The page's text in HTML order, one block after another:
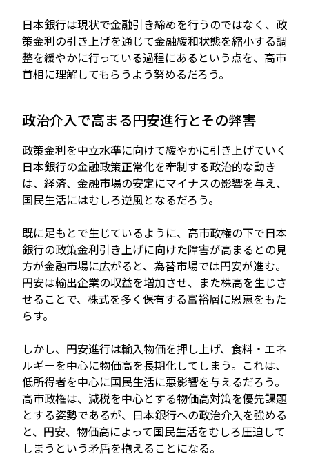
日本銀行は現状で金融引き締めを行うのではなく、政
策金利の引き上げを通じて金融緩和状態を縮小する調
整を緩やかに行っている過程にあるという点を、高市
首相に理解してもらうよう努めるだろう。
政治介入で高まる円安進行とその弊害
政策金利を中立水準に向けて緩やかに引き上げていく
日本銀行の金融政策正常化を牽制する政治的な動き
は、経済、金融市場の安定にマイナスの影響を与え、
国民生活にはむしろ逆風となるだろう。
既に足もとで生じているように、高市政権の下で日本
銀行の政策金利引き上げに向けた障害が高まるとの見
方が金融市場に広がると、為替市場では円安が進む。
円安は輸出企業の収益を増加させ、また株高を生じさ
せることで、株式を多く保有する富裕層に恩恵をもた
らす。
しかし、円安進行は輸入物価を押し上げ、食料・エネ
ルギーを中心に物価高を長期化してしまう。これは、
低所得者を中心に国民生活に悪影響を与えるだろう。
高市政権は、減税を中心とする物価高対策を優先課題
とする姿勢であるが、日本銀行への政治介入を強める
と、円安、物価高によって国民生活をむしろ圧迫して
しまうという矛盾を抱えることになる。